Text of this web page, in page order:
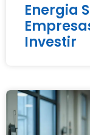
Energia
Investir